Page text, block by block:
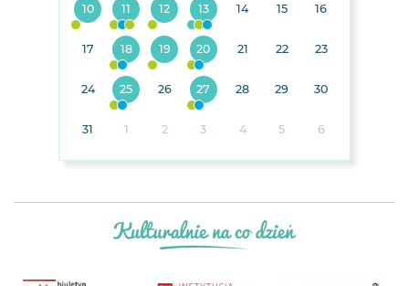
10 11 12 13 14 15 16
17 18 19 20 21 22 23
24 25 26 27 28 29 30
31 1 2 3 4 5 6